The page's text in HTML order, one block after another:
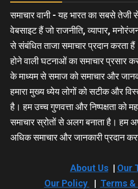
समाचार वानी - यह भारत का सबसे तेजी
वेबसाइट हैं जो राजनीति, व्यापार,
से संबंधित ताजा समाचार प्रदान करता
होने वाली घटनाओं का समाचार प्रसार
के माध्यम से समाज को समाचार और
हमारा मुख्य ध्येय लोगों को सटीक और
है। हम उच्च गुणवत्ता और निष्पक्षता को
समाचार स्रोतों से अलग बनाता है। हम
अधिक समाचार और जानकारी प्रदान
About Us| Our
Our Policy
| Terms